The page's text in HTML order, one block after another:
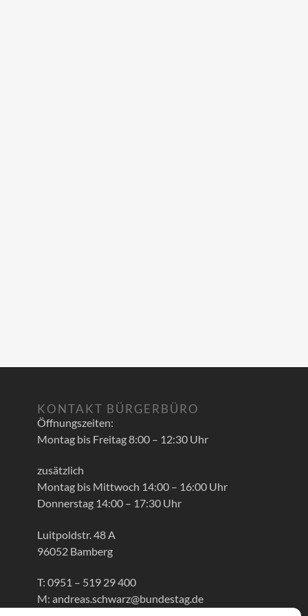
KONTAKT BÜRGERBÜRO
Öffnungszeiten:
Montag bis Freitag 8:00 – 12:30 Uhr
zusätzlich
Montag bis Mittwoch 14:00 – 16:00 Uhr
Donnerstag 14:00 – 17:30 Uhr
Luitpoldstr. 48 A
96052 Bamberg
T: 0951 – 519 29 400
M: andreas.schwarz@bundestag.de